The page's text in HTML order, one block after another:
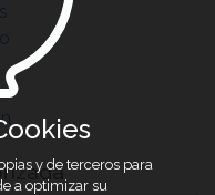
y de terceros para
a optimizar su